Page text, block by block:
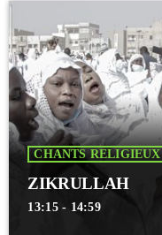
CHANTS RELIGIEUX
ZIKRULLAH
13:15 - 14:59